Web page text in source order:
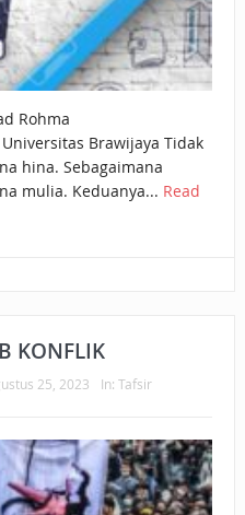
Rohma
Brawijaya Tidak
hina. Sebagaimana
mulia. Keduanya... Read
KONFLIK
25, 2023 In: Tafsir